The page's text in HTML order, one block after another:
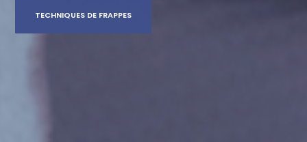
TECHNIQUES DE FRAPPES